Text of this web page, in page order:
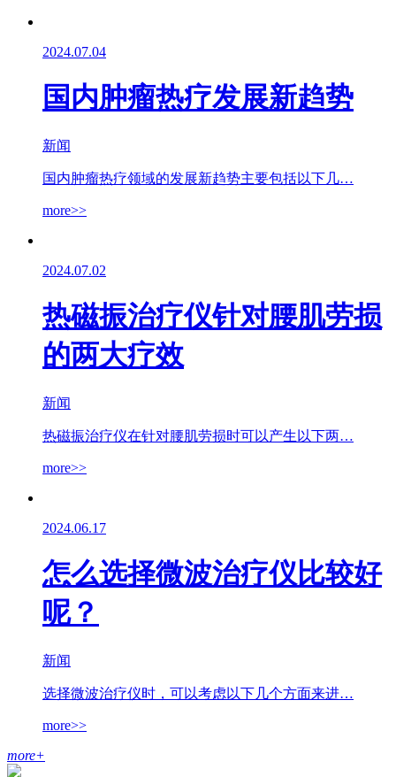
2024.07.04
国内肿瘤热疗发展新趋势
新闻
国内肿瘤热疗领域的发展新趋势主要包括以下几…
more>>
2024.07.02
热磁振治疗仪针对腰肌劳损
的两大疗效
新闻
热磁振治疗仪在针对腰肌劳损时可以产生以下两…
more>>
2024.06.17
怎么选择微波治疗仪比较好
呢？
新闻
选择微波治疗仪时，可以考虑以下几个方面来进…
more>>
more+